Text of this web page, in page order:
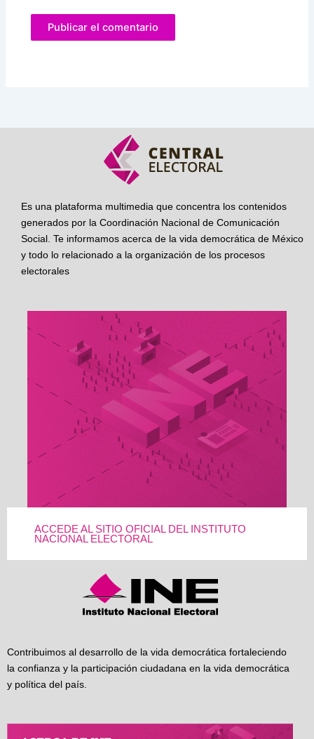
Es una plataforma multimedia que concentra los contenidos
generados por la Coordinación Nacional de Comunicación
Social. Te informamos acerca de la vida democrática de México
y todo lo relacionado a la organización de los procesos
electorales
ACCEDE AL SITIO OFICIAL DEL INSTITUTO
NACIONAL ELECTORAL
Contribuimos al desarrollo de la vida democrática fortaleciendo
la confianza y la participación ciudadana en la vida democrática
y política del país.